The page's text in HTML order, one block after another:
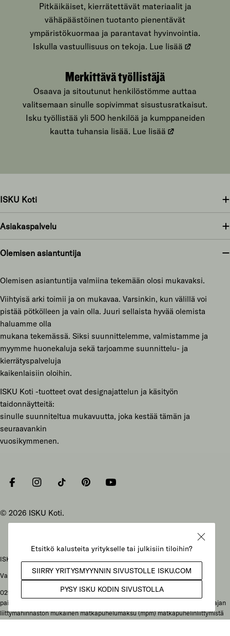
Pitkäikäiset, kierrätettävät materiaalit ja
vähäpäästöinen tuotanto pienentävät
ympäristökuormaa ja parantavat hyvinvointia.
Iskulla vastuullisuus on tekoja. Lue lisää
Merkittävä työllistäjä
Osaava ja sitoutunut henkilöstömme auttaa
valitsemaan sinulle sopivimmat sisustusratkaisut.
Isku työllistää yli 500 henkilöä ja kumppaneiden
kautta tuhansia lisää. Lue lisää
ISKU Koti
Asiakaspalvelu
Olemisen asiantuntija
Olemisen asiantuntija valmiina tekemään olosi mukavaksi.
Viihtyisä arki toimii ja on mukavaa. Varsinkin, kun välillä voi
pistää pötkölleen ja vain olla. Juuri sellaista hyvää olemista
haluamme olla
mukana tekemässä. Siksi suunnittelemme, valmistamme ja
myymme huonekaluja sekä tarjoamme suunnittelu- ja
kierrätyspalveluja
kaikenlaisiin oloihin.
ISKU Koti -tuotteet ovat designajattelun ja käsityön
taidonnäytteitä:
sinulle suunniteltua mukavuutta, joka kestää tämän ja
seuraavankin
vuosikymmenen.
FacebookInstagramTiktok PinterestYouTube
© 2026 ISKU Koti.
ISKU Koti Oy, Mukkulankatu 19, 15210 Lahti
Vaihteen puhelunnumero: 029 086 3000
029-alkuiset yritysnumerot: soittajan liittymähinnaston mukainen
paikallisverkkomaksu (pvm) kotimaan lankaliittymästä soitettaessa tai soittajan
liittymähinnaston mukainen matkapuhelumaksu (mpm) matkapuhelinliittymistä